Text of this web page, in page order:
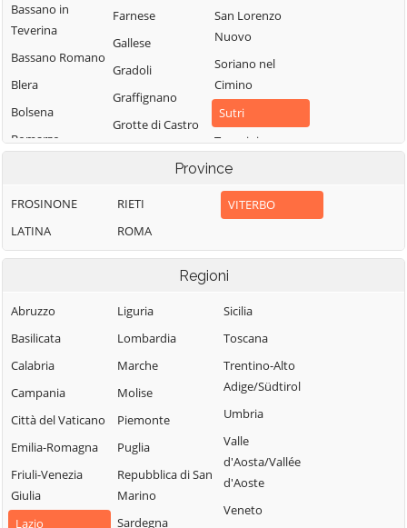
Bassano in
Teverina
Bassano Romano
Blera
Bolsena
Bomarzo
Capodimonte
Caprarola
Carbognano
Castel Sant'Elia
Castiglione in
Teverina
Farnese
Gallese
Gradoli
Graffignano
Grotte di Castro
Ischia di Castro
Lubriano
Marta
Montalto di
Monte Romano
Montefiascone
Monterosi
Nepi
Onano
San Lorenzo
Nuovo
Soriano nel
Cimino
Sutri
Tarquinia
Tessennano
Tuscania
Valentano
Vallerano
Vasanello
Vejano
Vetralla
Vignanello
Villa San
Giovanni in
Viterbo
Vitorchiano
Province
FROSINONE
LATINA
RIETI
ROMA
VITERBO
Regioni
Abruzzo
Basilicata
Calabria
Campania
Città del Vaticano
Emilia-Romagna
Friuli-Venezia
Giulia
Lazio
Liguria
Lombardia
Marche
Molise
Piemonte
Puglia
Repubblica di San
Marino
Sardegna
Sicilia
Toscana
Trentino-Alto
Adige/Südtirol
Umbria
Valle
d'Aosta/Vallée
d'Aoste
Veneto